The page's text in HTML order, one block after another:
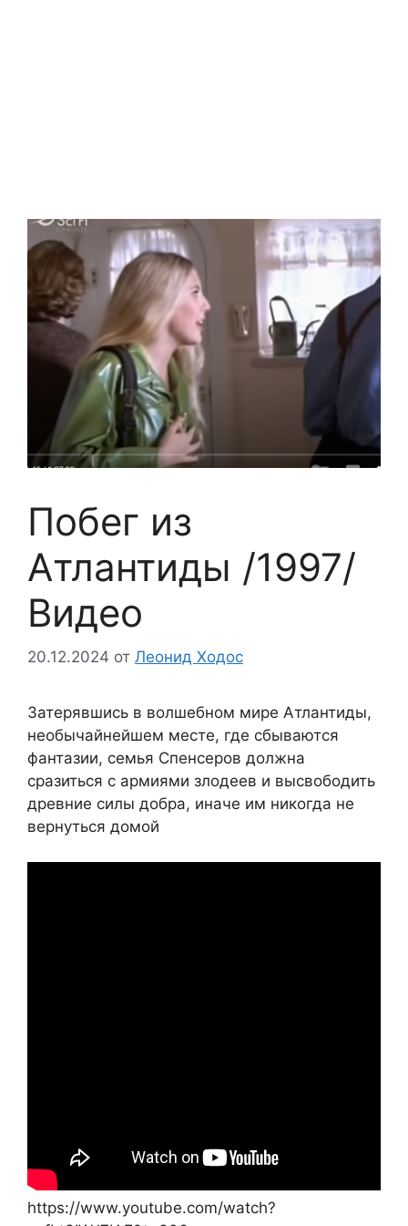
Побег из
Атлантиды /1997/
Видео
20.12.2024 от Леонид Ходос
Затерявшись в волшебном мире Атлантиды,
необычайнейшем месте, где сбываются
фантазии, семья Спенсеров должна
сразиться с армиями злодеев и высвободить
древние силы добра, иначе им никогда не
вернуться домой
https://www.youtube.com/watch?